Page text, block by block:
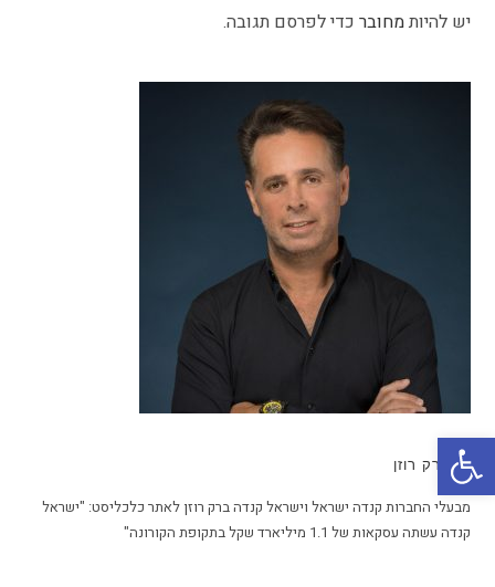
פתח סרגל נגישות
יש להיותמחובר כדי לפרסם תגובה.
ברק רוזן
מבעלי החברות קנדה ישראל וישראל קנדה ברק רוזן לאתר כלכליסט: "ישראל
קנדה עשתה עסקאות של 1.1 מיליארד שקל בתקופת הקורונה"